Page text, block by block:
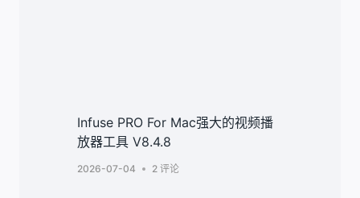
Infuse PRO For Mac强大的视频播
放器工具 V8.4.8
2026-07-04 2 评论